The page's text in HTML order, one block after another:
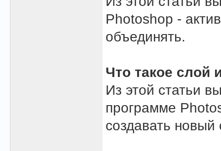
Photoshop -
объединять.
Что такое слой
Из этой статьи
программе
создавать новый